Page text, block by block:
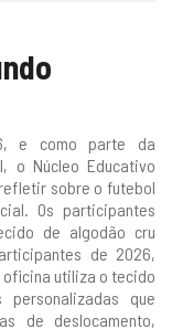
e como parte da
o Núcleo Educativo
sobre o futebol
Os participantes
de algodão cru
de 2026,
oficina utiliza o tecido
que
de deslocamento,